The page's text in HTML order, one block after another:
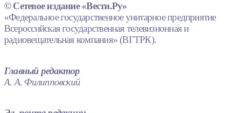
© Сетевое издание «Вести.Ру»
«Федеральное государственное унитарное предприятие
Всероссийская государственная телевизионная и
радиовещательная компания» (ВГТРК).
Главный редактор
А. А. Филипповский